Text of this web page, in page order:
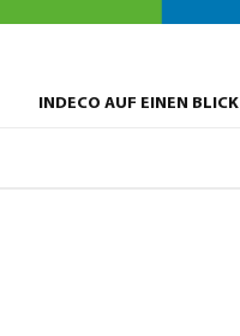
INDECO AUF EINEN BLICK